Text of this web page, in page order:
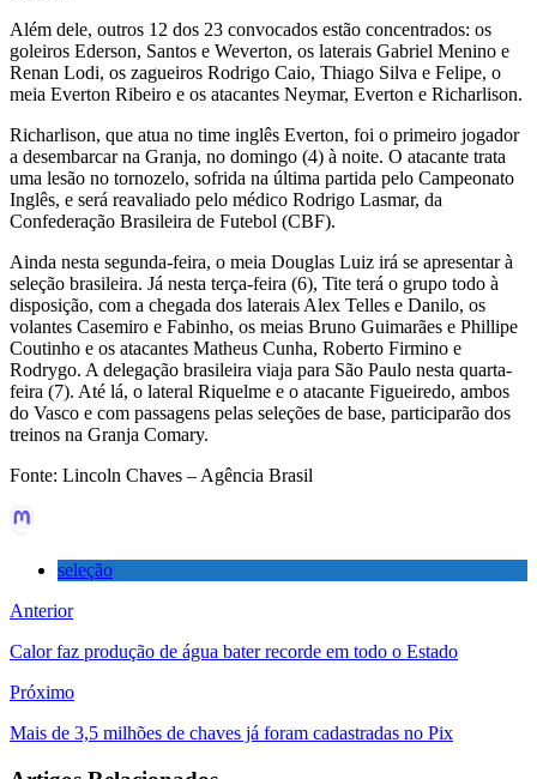
Além dele, outros 12 dos 23 convocados estão concentrados: os
goleiros Ederson, Santos e Weverton, os laterais Gabriel Menino e
Renan Lodi, os zagueiros Rodrigo Caio, Thiago Silva e Felipe, o
meia Everton Ribeiro e os atacantes Neymar, Everton e Richarlison.
Richarlison, que atua no time inglês Everton, foi o primeiro jogador
a desembarcar na Granja, no domingo (4) à noite. O atacante trata
uma lesão no tornozelo, sofrida na última partida pelo Campeonato
Inglês, e será reavaliado pelo médico Rodrigo Lasmar, da
Confederação Brasileira de Futebol (CBF).
Ainda nesta segunda-feira, o meia Douglas Luiz irá se apresentar à
seleção brasileira. Já nesta terça-feira (6), Tite terá o grupo todo à
disposição, com a chegada dos laterais Alex Telles e Danilo, os
volantes Casemiro e Fabinho, os meias Bruno Guimarães e Phillipe
Coutinho e os atacantes Matheus Cunha, Roberto Firmino e
Rodrygo. A delegação brasileira viaja para São Paulo nesta quarta-
feira (7). Até lá, o lateral Riquelme e o atacante Figueiredo, ambos
do Vasco e com passagens pelas seleções de base, participarão dos
treinos na Granja Comary.
Fonte: Lincoln Chaves – Agência Brasil
seleção
Anterior
Calor faz produção de água bater recorde em todo o Estado
Próximo
Mais de 3,5 milhões de chaves já foram cadastradas no Pix